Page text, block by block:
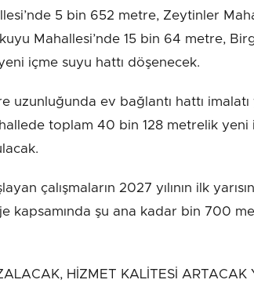
5 bin 652 metre, Zeytinler
Mahallesi’nde 15 bin 64 metre,
içme suyu hattı döşenecek.
uzunluğunda ev bağlantı hattı imalatı
toplam 40 bin 128 metrelik yeni
çalışmaların 2027 yılının ilk
kapsamında şu ana kadar bin 700
HİZMET KALİTESİ ARTACAK